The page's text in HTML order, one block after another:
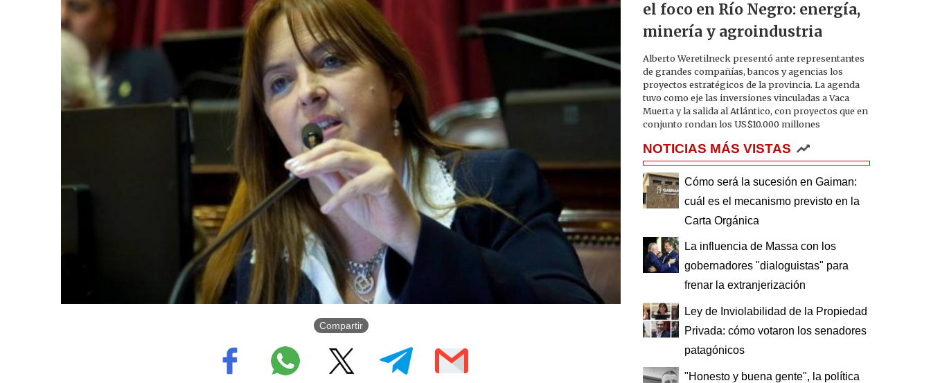
Compartir
el foco en Río Negro: energía,
minería y agroindustria
Alberto Weretilneck presentó ante representantes
de grandes compañías, bancos y agencias los
proyectos estratégicos de la provincia. La agenda
tuvo como eje las inversiones vinculadas a Vaca
Muerta y la salida al Atlántico, con proyectos que en
conjunto rondan los US$10.000 millones
NOTICIAS MÁS VISTAS
Cómo será la sucesión en Gaiman:
cuál es el mecanismo previsto en la
Carta Orgánica
La influencia de Massa con los
gobernadores "dialoguistas" para
frenar la extranjerización
Ley de Inviolabilidad de la Propiedad
Privada: cómo votaron los senadores
patagónicos
"Honesto y buena gente", la política